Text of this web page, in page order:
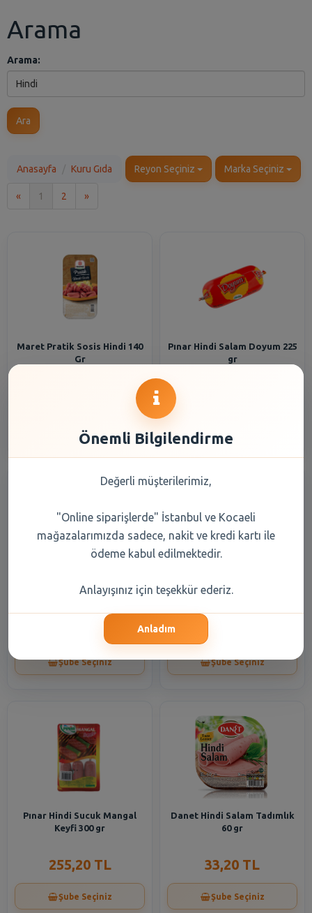
Arama
Arama:
Ara
Anasayfa Kuru Gıda Reyon Seçiniz Marka Seçiniz
« 1 2 »Son
Maret Pratik Sosis Hindi 140
Gr
Pınar Hindi Salam Doyum 225
gr
Bitir 75 gr
Şube Seçiniz
Fıstıklı B Dilim 50 Gr
Şube Seçiniz
Pınar Hindi Sucuk Mangal
Keyfi 300 gr
255,20 TL
Şube Seçiniz
Danet Hindi Salam Tadımlık
60 gr
33,20 TL
Şube Seçiniz
Önemli Bilgilendirme
Değerli müşterilerimiz,
"Online siparişlerde" İstanbul ve Kocaeli
mağazalarımızda sadece, nakit ve kredi kartı ile
ödeme kabul edilmektedir.
Anlayışınız için teşekkür ederiz.
Anladım